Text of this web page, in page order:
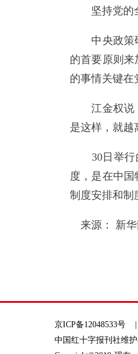
坚持党的全
中央政策研
的首要原则
的事情关键在
江金权说，
是这样，就越
30日举行的
度，是在中
制度安排和制
来源： 新华
京ICP备12048533号 |
中国红十字报刊社维